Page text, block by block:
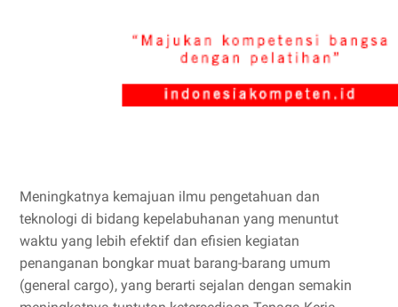
Meningkatnya kemajuan ilmu pengetahuan dan
teknologi di bidang kepelabuhanan yang menuntut
waktu yang lebih efektif dan efisien kegiatan
penanganan bongkar muat barang-barang umum
(general cargo), yang berarti sejalan dengan semakin